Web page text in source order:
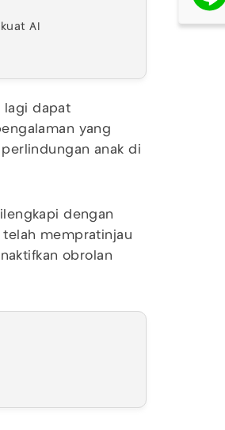
AI
lagi dapat
yang
anak di
dengan
telah mempratinjau
obrolan